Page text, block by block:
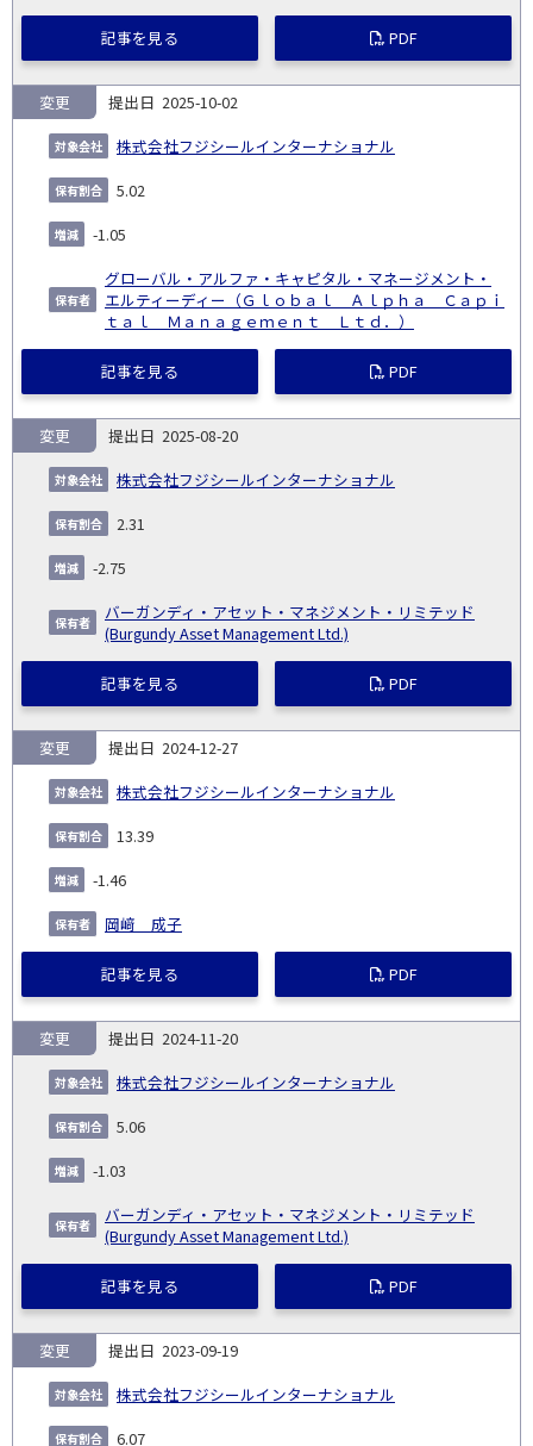
記事を見る PDF
2025-10-02
株式会社フジシールインターナショナル
変更
5.02
-1.05
グローバル・アルファ・キャピタル・マネージメント・
エルティーディー（Ｇｌｏｂａｌ Ａｌｐｈａ Ｃａｐｉ
ｔａｌ Ｍａｎａｇｅｍｅｎｔ Ｌｔｄ．）
記事を見る PDF
2025-08-20
株式会社フジシールインターナショナル
変更
2.31
-2.75
バーガンディ・アセット・マネジメント・リミテッド
(Burgundy Asset Management Ltd.)
記事を見る PDF
2024-12-27
株式会社フジシールインターナショナル
変更
13.39
-1.46
岡﨑 成子
記事を見る PDF
2024-11-20
株式会社フジシールインターナショナル
変更
5.06
-1.03
バーガンディ・アセット・マネジメント・リミテッド
(Burgundy Asset Management Ltd.)
記事を見る PDF
2023-09-19
株式会社フジシールインターナショナル
変更
6.07